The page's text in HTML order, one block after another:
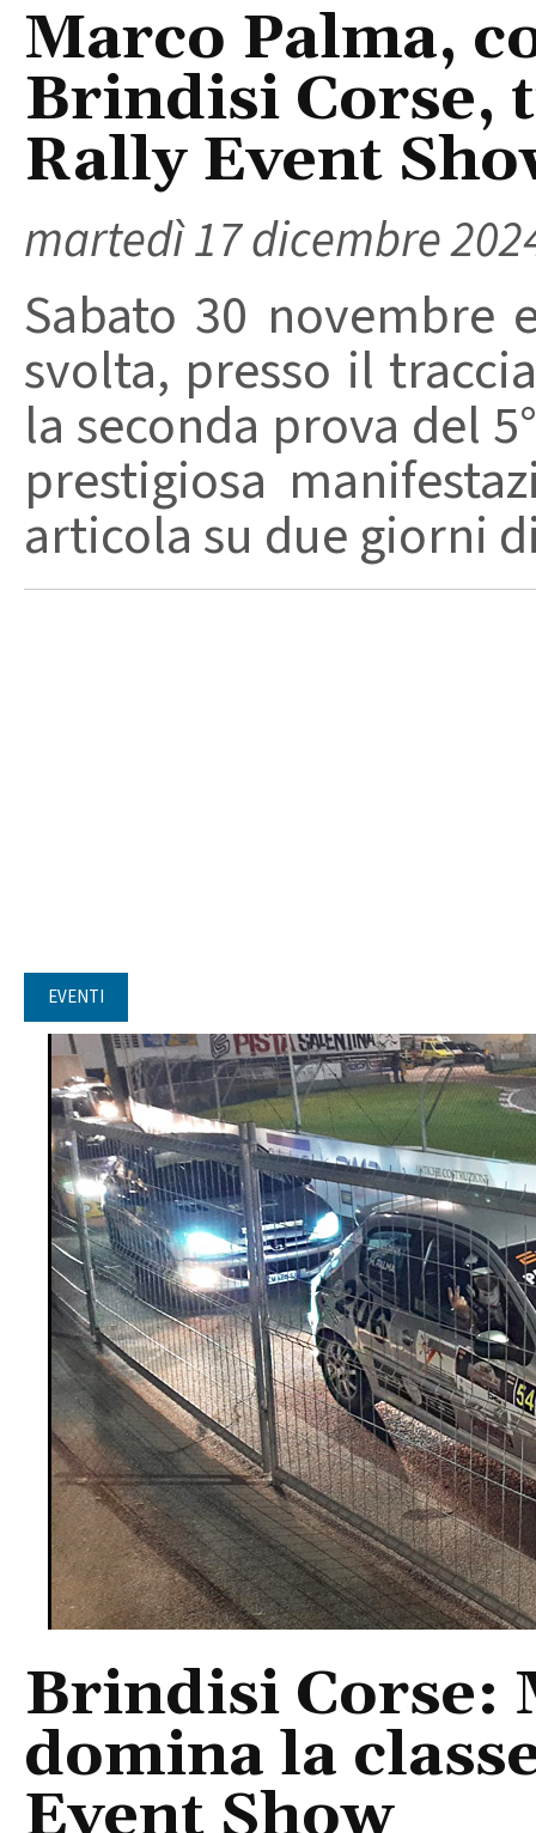
Marco Palma,
Brindisi Corse,
Rally Event
martedì 17 dicembre
Sabato 30 novembre
svolta, presso il
la seconda prova del
prestigiosa
articola su due giorni
EVENTI
Brindisi Corse:
domina la
Event Show